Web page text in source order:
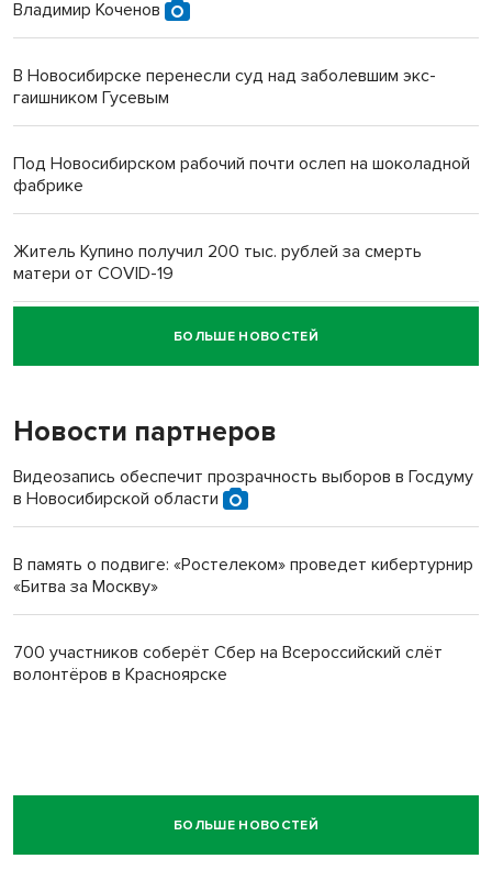
Владимир Коченов
В Новосибирске перенесли суд над заболевшим экс-
гаишником Гусевым
Под Новосибирском рабочий почти ослеп на шоколадной
фабрике
Житель Купино получил 200 тыс. рублей за смерть
матери от COVID-19
Новосибирский суд наказал водителя за смерть
пенсионерки на вокзале
БОЛЬШЕ НОВОСТЕЙ
Новости партнеров
Видеозапись обеспечит прозрачность выборов в Госдуму
в Новосибирской области
В память о подвиге: «Ростелеком» проведет кибертурнир
«Битва за Москву»
700 участников соберёт Сбер на Всероссийский слёт
волонтёров в Красноярске
БОЛЬШЕ НОВОСТЕЙ